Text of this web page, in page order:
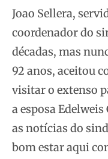
Joao Sellera,
coordenador do
décadas, mas
92 anos, aceitou
visitar o extenso
a esposa
as notícias do
bom estar aqui